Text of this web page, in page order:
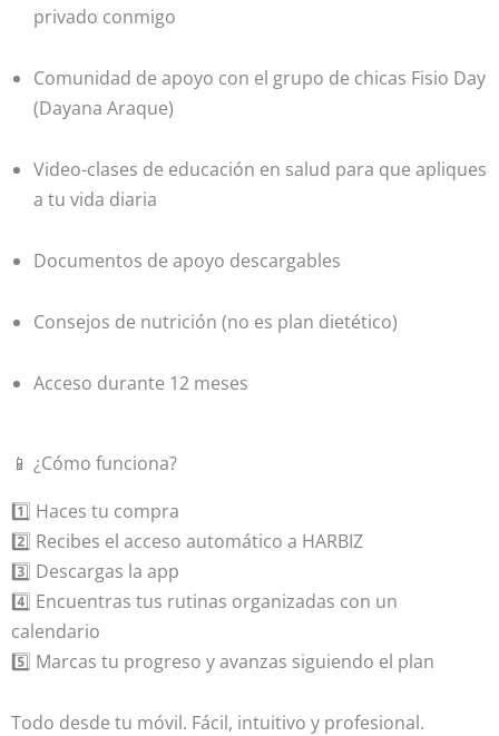
privado conmigo
Comunidad de apoyo con el grupo de chicas Fisio Day
(Dayana Araque)
Video-clases de educación en salud para que apliques
a tu vida diaria
Documentos de apoyo descargables
Consejos de nutrición (no es plan dietético)
Acceso durante 12 meses
📱 ¿Cómo funciona?
1️⃣ Haces tu compra
2️⃣ Recibes el acceso automático a HARBIZ
3️⃣ Descargas la app
4️⃣ Encuentras tus rutinas organizadas con un
calendario
5️⃣ Marcas tu progreso y avanzas siguiendo el plan
Todo desde tu móvil. Fácil, intuitivo y profesional.